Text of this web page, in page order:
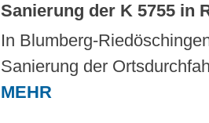
Sanierung der K 5755 in
In Blumberg-
Sanierung der
MEHR